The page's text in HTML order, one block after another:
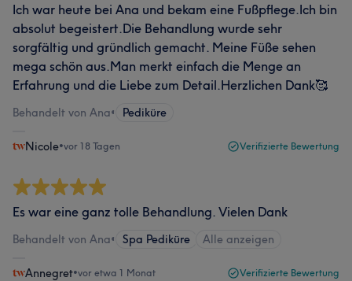
Ich war heute bei Ana und bekam eine Fußpflege.Ich bin
absolut begeistert.Die Behandlung wurde sehr
sorgfältig und gründlich gemacht. Meine Füße sehen
mega schön aus.Man merkt einfach die Menge an
Erfahrung und die Liebe zum Detail.Herzlichen Dank🥰
Behandelt von Ana• Pediküre
Nicole•vor 18 Tagen Verifizierte Bewertung
Es war eine ganz tolle Behandlung. Vielen Dank
Behandelt von Ana• Spa Pediküre Alle anzeigen
Annegret•vor etwa 1 Monat Verifizierte Bewertung